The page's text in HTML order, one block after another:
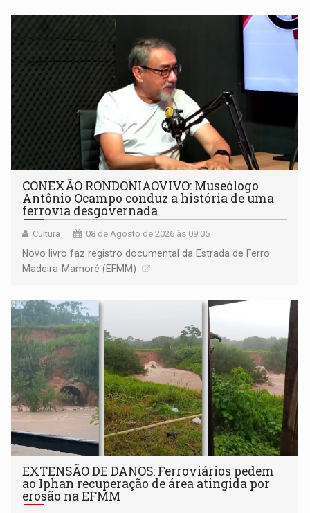
CONEXÃO RONDONIAOVIVO: Museólogo
Antônio Ocampo conduz a história de uma
ferrovia desgovernada
Cultura 08 de Agosto de 2026 às 09:05
Novo livro faz registro documental da Estrada de Ferro
Madeira-Mamoré (EFMM)
EXTENSÃO DE DANOS: Ferroviários pedem
ao Iphan recuperação de área atingida por
erosão na EFMM